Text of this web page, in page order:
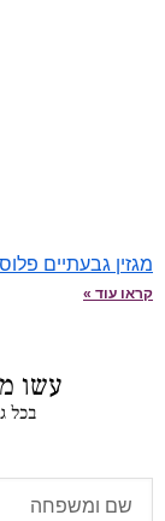
מגזין גבעתיים פלוס 145
קראו עוד »
עשו
בכל